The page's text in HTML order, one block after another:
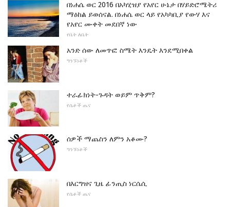
በነሐሴ ወር 2016 በአካሂዝያ የአየር ሁኔታ በሃይድሮሜትሪ
ማዕከል ይወሰናል. በነሐሴ ወር ላይ የአካካቢያ የውሃ እና
የአየር ሙቀት መደበኛ ነው
የቤት ለቤት
አንድ ሰው ለመጥፎ ስሜት እንዴት እንደሚበቀል
ግንኙነቶች
ተራፊክነት-ጉዳት ወይም ጥቅም?
የሴቶች ጤና
ሰዎች ማጨስን ለምን አቆሙ?
ግንኙነቶች
በእርግዝና ጊዜ ፊንጢስ ነርሴሲ
የሴቶች ጤና